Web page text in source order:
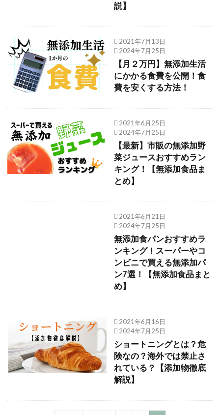
説】
2021年7月13日
2024年7月25日
【月２万円】無添加生活
にかかる食費を公開！食
費を安くする方法！
2021年6月25日
2024年7月25日
【最新】市販の無添加野
菜ジュースおすすめラン
キング！【無添加食品ま
とめ】
2021年6月21日
2024年7月25日
無添加食パンおすすめラ
ンキング！スーパーやコ
ンビニで買える無添加パ
ン7選！【無添加食品まと
め】
2021年6月16日
2024年7月25日
ショートニングとは？危
険なの？海外では禁止さ
れている？【添加物徹底
解説】